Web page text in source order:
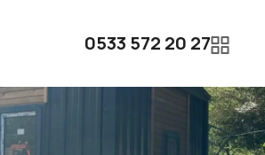
0533 572 20 27